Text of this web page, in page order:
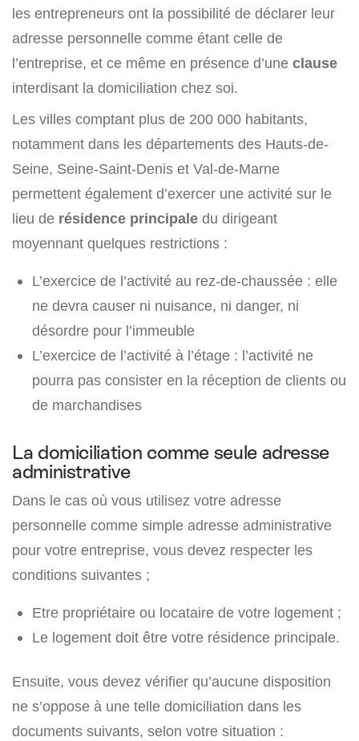
les entrepreneurs ont la possibilité de déclarer leur
adresse personnelle comme étant celle de
l’entreprise, et ce même en présence d’une clause
interdisant la domiciliation chez soi.
Les villes comptant plus de 200 000 habitants,
notamment dans les départements des Hauts-de-
Seine, Seine-Saint-Denis et Val-de-Marne
permettent également d’exercer une activité sur le
lieu de résidence principale du dirigeant
moyennant quelques restrictions :
L’exercice de l’activité au rez-de-chaussée : elle
ne devra causer ni nuisance, ni danger, ni
désordre pour l’immeuble
L’exercice de l’activité à l’étage : l’activité ne
pourra pas consister en la réception de clients ou
de marchandises
La domiciliation comme seule adresse
administrative
Dans le cas où vous utilisez votre adresse
personnelle comme simple adresse administrative
pour votre entreprise, vous devez respecter les
conditions suivantes ;
Etre propriétaire ou locataire de votre logement ;
Le logement doit être votre résidence principale.
Ensuite, vous devez vérifier qu’aucune disposition
ne s’oppose à une telle domiciliation dans les
documents suivants, selon votre situation :